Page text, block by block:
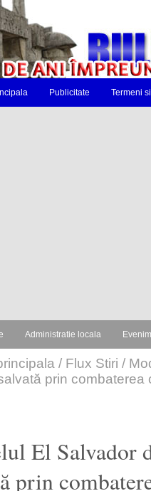
Publicitate Termeni
Administratie locala
/ Flux Stiri /
prin combaterea
El Salvador
prin